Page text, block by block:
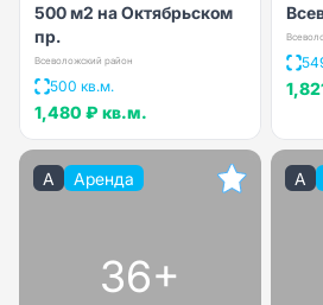
500 м2 на Октябрьском
пр.
Всеволожский район
500 кв.м.
1,480 ₽ кв.м.
A Аренда
36+
A